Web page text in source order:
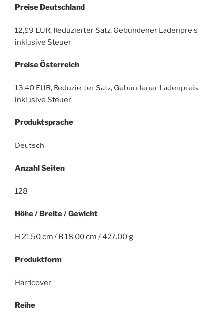
Preise Deutschland
12,99 EUR, Reduzierter Satz, Gebundener Ladenpreis
inklusive Steuer
Preise Österreich
13,40 EUR, Reduzierter Satz, Gebundener Ladenpreis
inklusive Steuer
Produktsprache
Deutsch
Anzahl Seiten
128
Höhe / Breite / Gewicht
H 21.50 cm / B 18.00 cm / 427.00 g
Produktform
Hardcover
Reihe